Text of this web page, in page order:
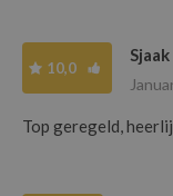
10,0
Top geregeld,